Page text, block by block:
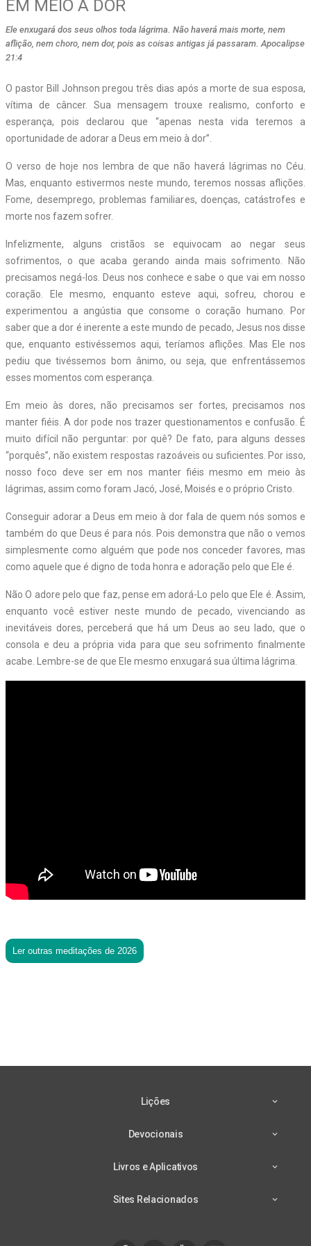
EM MEIO À DOR
Ele enxugará dos seus olhos toda lágrima. Não haverá mais morte, nem
aflição, nem choro, nem dor, pois as coisas antigas já passaram. Apocalipse
21:4
O pastor Bill Johnson pregou três dias após a morte de sua esposa,
vítima de câncer. Sua mensagem trouxe realismo, conforto e
esperança, pois declarou que “apenas nesta vida teremos a
oportunidade de adorar a Deus em meio à dor”.
O verso de hoje nos lembra de que não haverá lágrimas no Céu.
Mas, enquanto estivermos neste mundo, teremos nossas aflições.
Fome, desemprego, problemas familiares, doenças, catástrofes e
morte nos fazem sofrer.
Infelizmente, alguns cristãos se equivocam ao negar seus
sofrimentos, o que acaba gerando ainda mais sofrimento. Não
precisamos negá-los. Deus nos conhece e sabe o que vai em nosso
coração. Ele mesmo, enquanto esteve aqui, sofreu, chorou e
experimentou a angústia que consome o coração humano. Por
saber que a dor é inerente a este mundo de pecado, Jesus nos disse
que, enquanto estivéssemos aqui, teríamos aflições. Mas Ele nos
pediu que tivéssemos bom ânimo, ou seja, que enfrentássemos
esses momentos com esperança.
Em meio às dores, não precisamos ser fortes, precisamos nos
manter fiéis. A dor pode nos trazer questionamentos e confusão. É
muito difícil não perguntar: por quê? De fato, para alguns desses
“porquês”, não existem respostas razoáveis ou suficientes. Por isso,
nosso foco deve ser em nos manter fiéis mesmo em meio às
lágrimas, assim como foram Jacó, José, Moisés e o próprio Cristo.
Conseguir adorar a Deus em meio à dor fala de quem nós somos e
também do que Deus é para nós. Pois demonstra que não o vemos
simplesmente como alguém que pode nos conceder favores, mas
como aquele que é digno de toda honra e adoração pelo que Ele é.
Não O adore pelo que faz, pense em adorá-Lo pelo que Ele é. Assim,
enquanto você estiver neste mundo de pecado, vivenciando as
inevitáveis dores, perceberá que há um Deus ao seu lado, que o
consola e deu a própria vida para que seu sofrimento finalmente
acabe. Lembre-se de que Ele mesmo enxugará sua última lágrima.
Ler outras meditações de 2026
Lições
Devocionais
Livros e Aplicativos
Sites Relacionados